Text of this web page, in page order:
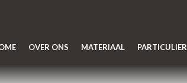
OVER ONS MATERIAAL PARTICULIER